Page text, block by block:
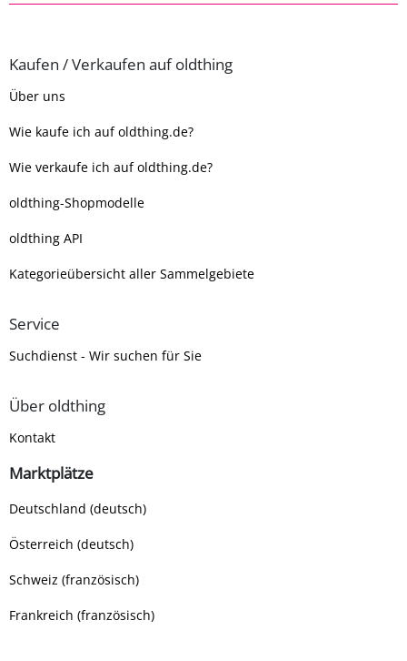
Kaufen / Verkaufen auf oldthing
Über uns
Wie kaufe ich auf oldthing.de?
Wie verkaufe ich auf oldthing.de?
oldthing-Shopmodelle
oldthing API
Kategorieübersicht aller Sammelgebiete
Service
Suchdienst - Wir suchen für Sie
Über oldthing
Kontakt
Marktplätze
Deutschland (deutsch)
Österreich (deutsch)
Schweiz (französisch)
Frankreich (französisch)